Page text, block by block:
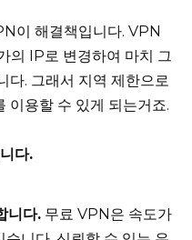
이 해결책입니다. VPN
의 IP로 변경하여 마치 그
다. 그래서 지역 제한으로
이용할 수 있게 되는거죠.
다.
니다. 무료 VPN은 속도가